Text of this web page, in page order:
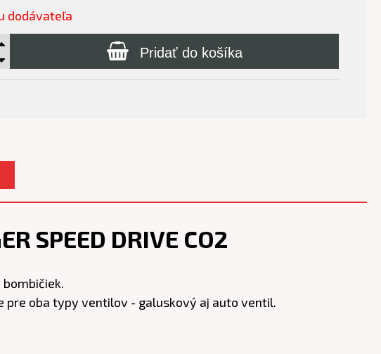
dodávateľa
Pridať do košíka
SPEED DRIVE CO2
bombičiek.
pre oba typy ventilov - galuskový aj auto ventil.